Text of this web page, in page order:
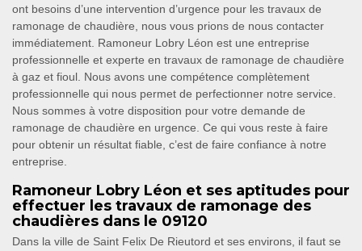
ont besoins d’une intervention d’urgence pour les travaux de
ramonage de chaudière, nous vous prions de nous contacter
immédiatement. Ramoneur Lobry Léon est une entreprise
professionnelle et experte en travaux de ramonage de chaudière
à gaz et fioul. Nous avons une compétence complètement
professionnelle qui nous permet de perfectionner notre service.
Nous sommes à votre disposition pour votre demande de
ramonage de chaudière en urgence. Ce qui vous reste à faire
pour obtenir un résultat fiable, c’est de faire confiance à notre
entreprise.
Ramoneur Lobry Léon et ses aptitudes pour
effectuer les travaux de ramonage des
chaudières dans le 09120
Dans la ville de Saint Felix De Rieutord et ses environs, il faut se